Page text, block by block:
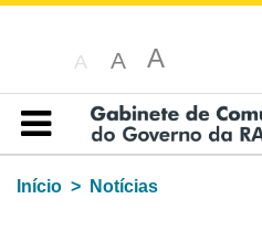
A A A
Índice
Início
Notícias